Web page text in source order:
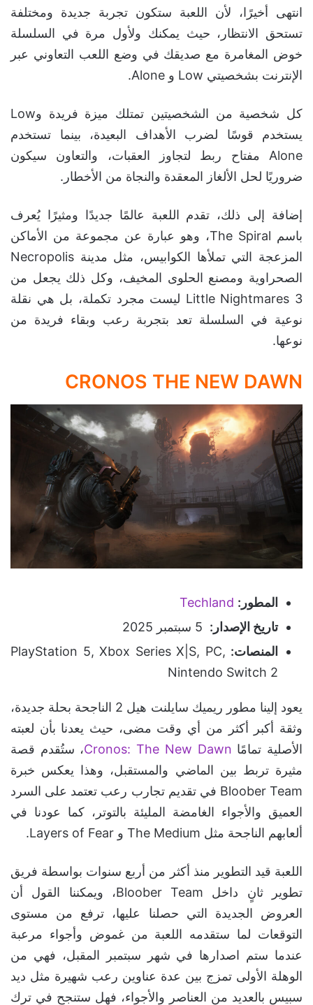
انتهى أخيرًا، لأن اللعبة ستكون تجربة جديدة ومختلفة
تستحق الانتظار، حيث يمكنك ولأول مرة في السلسلة
خوض المغامرة مع صديقك في وضع اللعب التعاوني عبر
الإنترنت بشخصيتي Low و Alone.
كل شخصية من الشخصيتين تمتلك ميزة فريدة وLow
يستخدم قوسًا لضرب الأهداف البعيدة، بينما تستخدم
Alone مفتاح ربط لتجاوز العقبات، والتعاون سيكون
ضروريًا لحل الألغاز المعقدة والنجاة من الأخطار.
إضافة إلى ذلك، تقدم اللعبة عالمًا جديدًا ومثيرًا يُعرف
باسم The Spiral، وهو عبارة عن مجموعة من الأماكن
المزعجة التي تملأها الكوابيس، مثل مدينة Necropolis
الصحراوية ومصنع الحلوى المخيف، وكل ذلك يجعل من
Little Nightmares 3 ليست مجرد تكملة، بل هي نقلة
نوعية في السلسلة تعد بتجربة رعب وبقاء فريدة من
نوعها.
CRONOS THE NEW DAWN
المطور: Techland
تاريخ الإصدار:
المنصات: PlayStation 5, Xbox Series X|S, PC,
Nintendo Switch 2
يعود إلينا مطور ريميك سايلنت هيل 2 الناجحة بحلة جديدة،
وثقة أكبر أكثر من أي وقت مضى، حيث يعدنا بأن لعبته
الأصلية تمامًا Cronos: The New Dawn، ستُقدم قصة
مثيرة تربط بين الماضي والمستقبل، وهذا يعكس خبرة
Bloober Team في تقديم تجارب رعب تعتمد على السرد
العميق والأجواء الغامضة المليئة بالتوتر، كما عودنا في
ألعابهم الناجحة مثل The Medium و Layers of Fear.
اللعبة قيد التطوير منذ أكثر من أربع سنوات بواسطة فريق
تطوير ثانٍ داخل Bloober Team، ويمكننا القول أن
العروض الجديدة التي حصلنا عليها، ترفع من مستوى
التوقعات لما ستقدمه اللعبة من غموض وأجواء مرعبة
عندما ستم اصدارها في شهر سبتمبر المقبل، فهي من
الوهلة الأولى تمزج بين عدة عناوين رعب شهيرة مثل ديد
سبيس بالعديد من العناصر والأجواء، فهل ستنجح في ترك